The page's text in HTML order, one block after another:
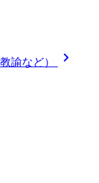
諭など） 